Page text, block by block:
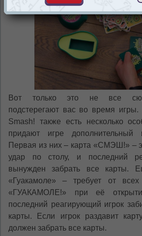
Вот только это не все
подстерегают вас во время
Smash! также есть несколько
придают игре дополнительный
Первая из них – карта «СМЭШ!» –
удар по столу, и последний
вынужден забрать все карты.
«Гуакамоле» – требует от всех
«ГУАКАМОЛЕ!» при её
последний реагирующий игрок
карты. Если игрок раздавит
должен забрать все карты.